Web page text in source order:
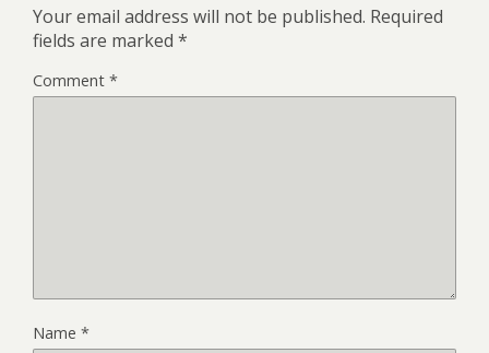
Your email address will not be published. Required
fields are marked *
Comment *
Name *